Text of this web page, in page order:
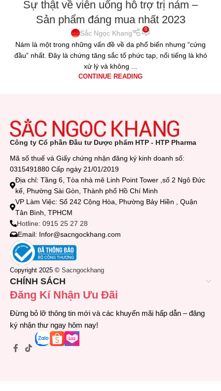
Sự thật về viên uống hỗ trợ trị nám –
Sản phẩm đáng mua nhất 2023
Sắc Ngọc Khang 0
Nám là một trong những vấn đề về da phổ biến nhưng “cứng
đầu” nhất. Đây là chứng tăng sắc tố phức tạp, nổi tiếng là khó
xử lý và không ...
CONTINUE READING
Công ty Cổ phần Đầu tư Dược phẩm HTP - HTP Pharma
Mã số thuế và Giấy chứng nhận đăng ký kinh doanh số:
0315491880 Cấp ngày 21/01/2019
Địa chỉ: Tầng 6, Tòa nhà mê Linh Point Tower ,số 2 Ngô Đức
kế, Phường Sài Gòn, Thành phố Hồ Chí Minh
VP Làm Việc: Số 242 Cộng Hòa, Phường Bảy Hiền , Quận
Tân Bình, TPHCM
Hotline: 0915 25 27 28
Email: Infor@sacngockhang.com
Copyright 2025 © Sacngockhang
CHÍNH SÁCH
Đăng Kí Nhận Ưu Đãi
Đừng bỏ lỡ thông tin mới và các khuyến mãi hấp dẫn – đăng
ký nhận thư ngay hôm nay!